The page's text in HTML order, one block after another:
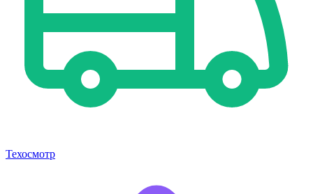
Техосмотр